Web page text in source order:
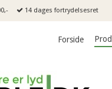
14 dages fortrydelsesret
Forside